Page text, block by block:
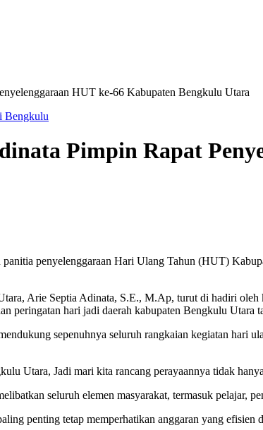
HUT ke-66 Kabupaten Bengkulu Utara
Bengkulu
Pimpin Rapat
panitia penyelenggaraan Hari Ulang Tahun (HUT)
Arie Septia Adinata, S.E., M.Ap, turut di hadiri
peringatan hari jadi daerah kabupaten Bengkulu Utara
sepenuhnya seluruh rangkaian kegiatan hari
Utara, Jadi mari kita rancang perayaannya tidak
seluruh elemen masyarakat, termasuk pelajar,
penting tetap memperhatikan anggaran yang efisien